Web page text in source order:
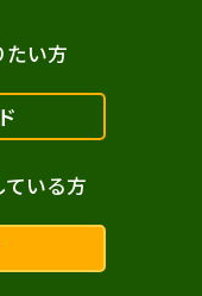
たい方
いる方